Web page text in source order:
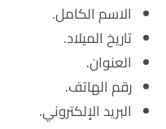
الاسم الكامل.
تاريخ الميلاد.
العنوان.
رقم الهاتف.
البريد الإلكتروني.